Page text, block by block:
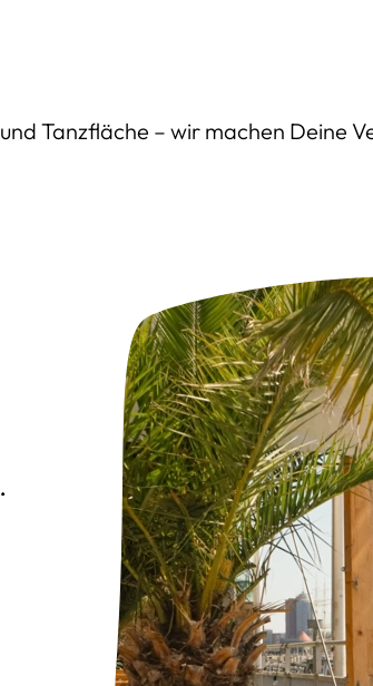
Tanzfläche – wir machen Deine